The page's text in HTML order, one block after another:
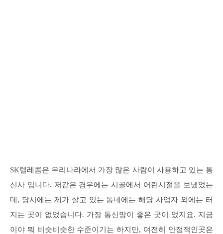
SK텔레콤은 우리나라에서 가장 많은 사람이 사용하고 있는 통
신사 입니다. 저같은 경우에는 시골에서 어린시절을 보냈었는
데, 당시에는 제가 살고 있는 동네에는 해당 사업자 외에는 터
지는 곳이 없었습니다. 가장 통신망이 좋은 곳이 었지요. 지금
이야 뭐 비슷비슷한 수준이기는 하지만, 여전히 안정적인곳은